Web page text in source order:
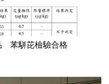
苯駢芘檢驗合格